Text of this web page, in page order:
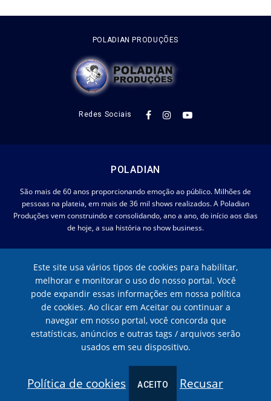
Este site usa vários tipos de cookies para habilitar,
melhorar e monitorar o uso do nosso portal. Você
pode expandir essas informações em nossa política
de cookies. Ao clicar em Aceitar ou continuar a
navegar em nosso portal, você concorda que
estatísticas, anúncios e outras tags / arquivos serão
usados em seu dispositivo.
Política de cookies ACEITO Recusar
POLADIAN PRODUÇÕES
Redes Sociais
POLADIAN
São mais de 60 anos proporcionando emoção ao público. Milhões de
pessoas na plateia, em mais de 36 mil shows realizados. A Poladian
Produções vem construindo e consolidando, ano a ano, do início aos dias
de hoje, a sua história no show business.